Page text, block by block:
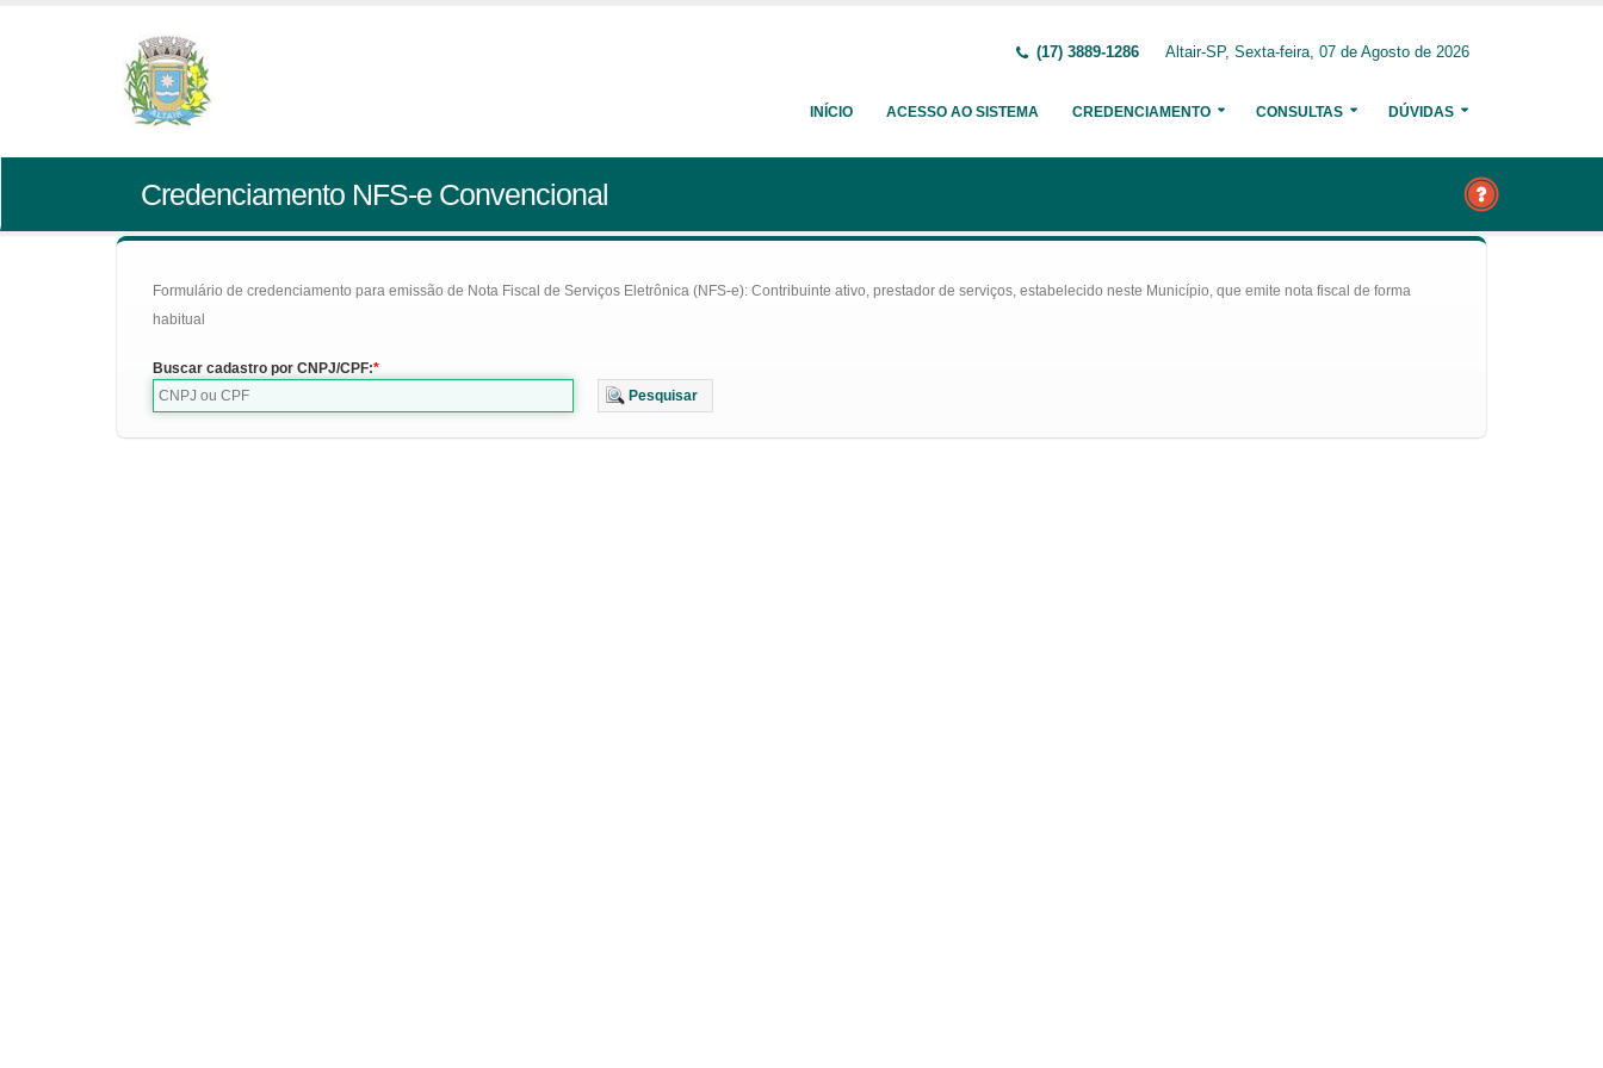
(17) 3889-1286 Altair-SP, Sexta-feira, 07 de Agosto de 2026
INÍCIO ACESSO AO SISTEMA CREDENCIAMENTO CONSULTAS DÚVIDAS
Credenciamento NFS-e Convencional
Formulário de credenciamento para emissão de Nota Fiscal de Serviços Eletrônica (NFS-e): Contribuinte ativo, prestador de serviços, estabelecido neste Município, que emite nota fiscal de forma
habitual
Buscar cadastro por CNPJ/CPF:
Pesquisar